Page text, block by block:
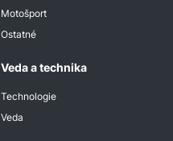
Motošport
Ostatné
Veda a technika
Technologie
Veda